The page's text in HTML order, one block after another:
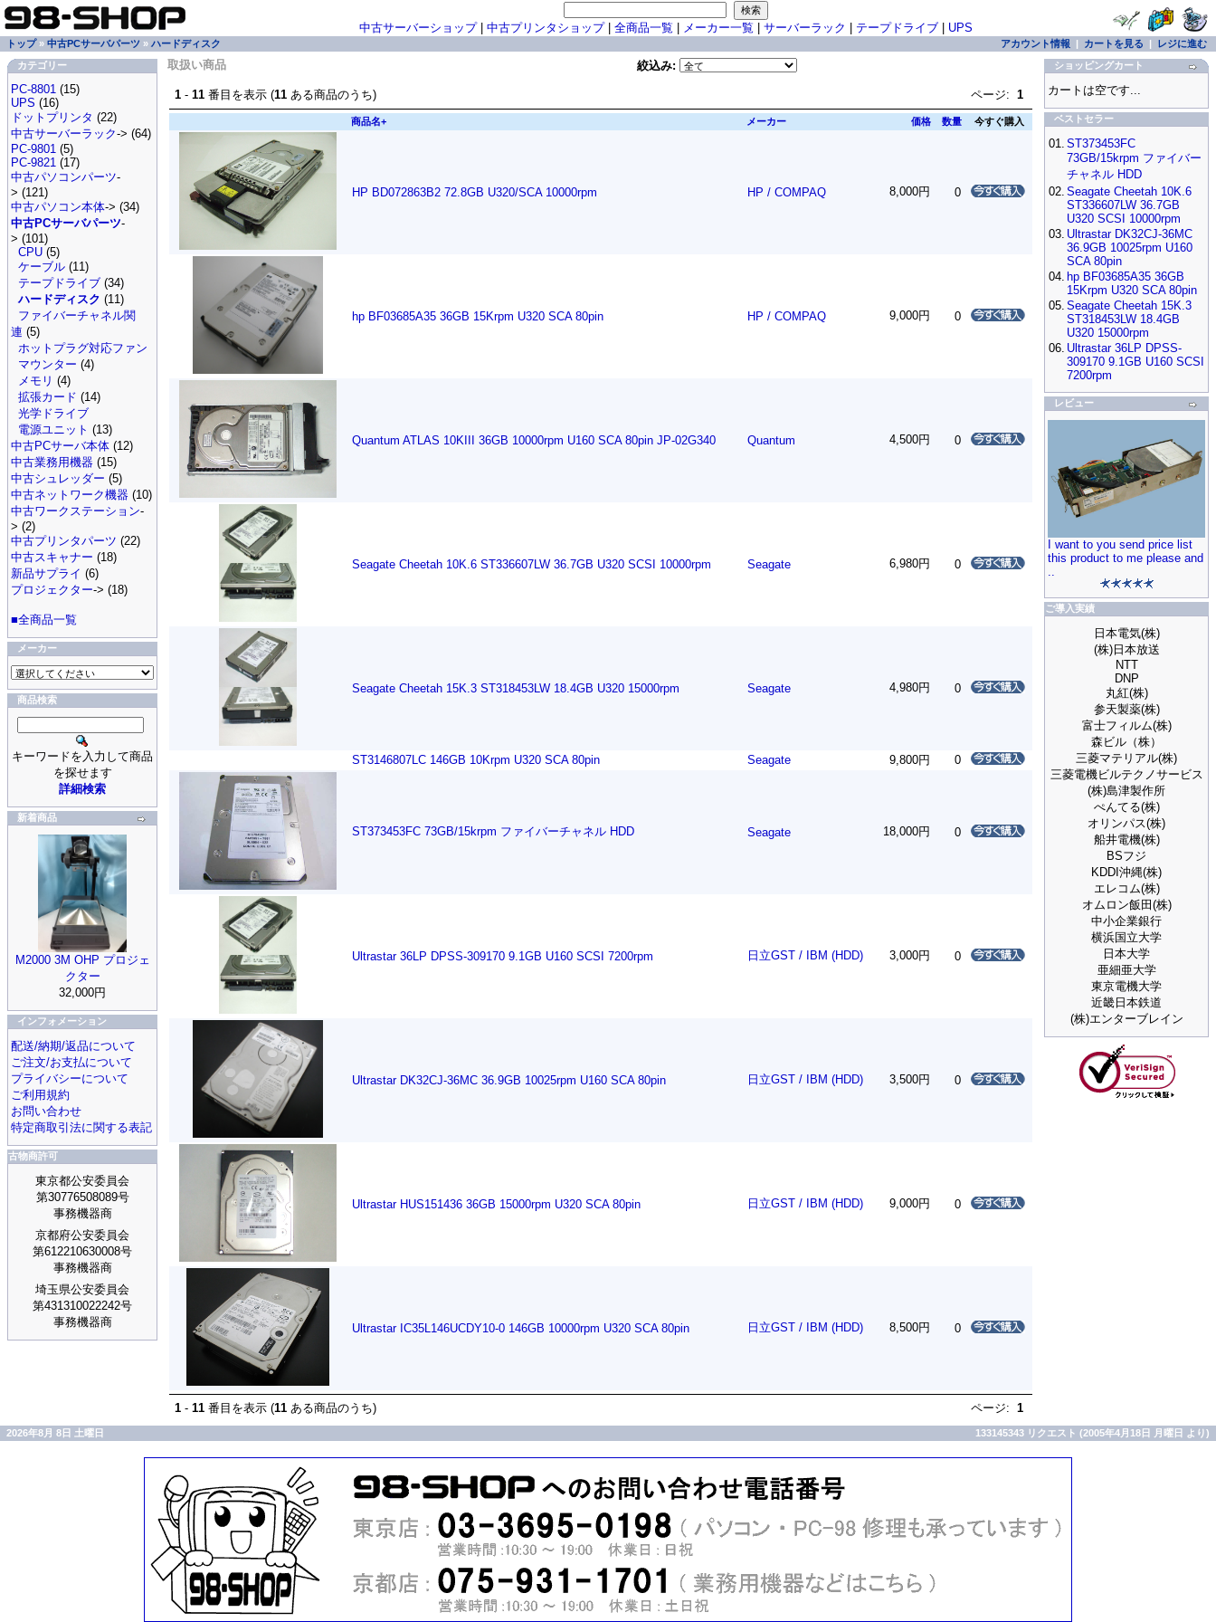
中古サーバーショップ| 中古プリンタショップ| 全商品一覧 メーカー一覧 サーバーラック テープドライブ| UPS
トップ» 中古PCサーバパーツ » ハードディスク アカウント情報 | カートを見る | レジに進む
カテゴリー
PC-8801 (15)
UPS (16)
ドットプリンタ (22)
中古サーバーラック-> (64)
PC-9801 (5)
PC-9821 (17)
中古パソコンパーツ-
> (121)
中古パソコン本体-> (34)
中古PCサーバパーツ-
> (101)
CPU (5)
ケーブル (11)
テープドライブ (34)
ハードディスク (11)
ファイバーチャネル関
連 (5)
ホットプラグ対応ファン
マウンター (4)
メモリ (4)
拡張カード (14)
光学ドライブ
電源ユニット (13)
中古PCサーバ本体 (12)
中古業務用機器 (15)
中古シュレッダー (5)
中古ネットワーク機器 (10)
中古ワークステーション-
> (2)
中古プリンタパーツ (22)
中古スキャナー (18)
新品サプライ (6)
プロジェクター-> (18)
■全商品一覧
メーカー
商品検索
キーワードを入力して商品
を探せます
詳細検索
新着商品
M2000 3M OHP プロジェ
クター
32,000円
インフォメーション
配送/納期/返品について
ご注文/お支払について
プライバシーについて
ご利用規約
お問い合わせ
特定商取引法に関する表記
古物商許可
東京都公安委員会
第30776508089号
事務機器商
京都府公安委員会
第612210630008号
事務機器商
埼玉県公安委員会
第431310022242号
事務機器商
取扱い商品 絞込み:
1 - 11 番目を表示 (11 ある商品のうち) ページ: 1
商品名+ メーカー 価格 数量 今すぐ購入
HP BD072863B2 72.8GB U320/SCA 10000rpm HP / COMPAQ 8,000円 0
hp BF03685A35 36GB 15Krpm U320 SCA 80pin HP / COMPAQ 9,000円 0
Quantum ATLAS 10KIII 36GB 10000rpm U160 SCA 80pin JP-02G340 Quantum 4,500円 0
Seagate Cheetah 10K.6 ST336607LW 36.7GB U320 SCSI 10000rpm Seagate 6,980円 0
Seagate Cheetah 15K.3 ST318453LW 18.4GB U320 15000rpm Seagate 4,980円 0
ST3146807LC 146GB 10Krpm U320 SCA 80pin Seagate 9,800円 0
ST373453FC 73GB/15krpm ファイバーチャネル HDD Seagate 18,000円 0
Ultrastar 36LP DPSS-309170 9.1GB U160 SCSI 7200rpm 日立GST / IBM (HDD) 3,000円 0
Ultrastar DK32CJ-36MC 36.9GB 10025rpm U160 SCA 80pin 日立GST / IBM (HDD) 3,500円 0
Ultrastar HUS151436 36GB 15000rpm U320 SCA 80pin 日立GST / IBM (HDD) 9,000円 0
Ultrastar IC35L146UCDY10-0 146GB 10000rpm U320 SCA 80pin 日立GST / IBM (HDD) 8,500円 0
1 - 11 番目を表示 (11 ある商品のうち) ページ: 1
ショッピングカート
カートは空です...
ベストセラー
01. ST373453FC
73GB/15krpm ファイバー
チャネル HDD
02. Seagate Cheetah 10K.6
ST336607LW 36.7GB
U320 SCSI 10000rpm
03. Ultrastar DK32CJ-36MC
36.9GB 10025rpm U160
SCA 80pin
04. hp BF03685A35 36GB
15Krpm U320 SCA 80pin
05. Seagate Cheetah 15K.3
ST318453LW 18.4GB
U320 15000rpm
06. Ultrastar 36LP DPSS-
309170 9.1GB U160 SCSI
7200rpm
レビュー
I want to you send price list
this product to me please and
..
ご導入実績
日本電気(株)
(株)日本放送
NTT
DNP
丸紅(株)
参天製薬(株)
富士フィルム(株)
森ビル（株）
三菱マテリアル(株)
三菱電機ビルテクノサービス
(株)島津製作所
ぺんてる(株)
オリンパス(株)
船井電機(株)
BSフジ
KDDI沖縄(株)
エレコム(株)
オムロン飯田(株)
中小企業銀行
横浜国立大学
日本大学
亜細亜大学
東京電機大学
近畿日本鉄道
(株)エンターブレイン
2026年8月 8日 土曜日 133145343 リクエスト (2005年4月18日 月曜日 より)